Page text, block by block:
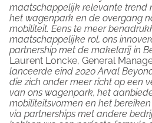
maatschappelijk relevante trend
het wagenpark en de overgang
mobiliteit. Eens te meer
maatschappelijke rol, ons
partnership met de makelarij in
Laurent Loncke, General
lanceerde eind 2020 Arval
die zich onder meer richt op een
van ons wagenpark, het
mobiliteitsvormen en het
via partnerships met andere